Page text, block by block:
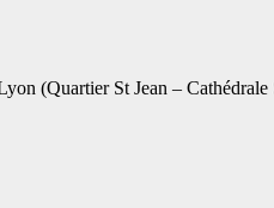
(Quartier St Jean –